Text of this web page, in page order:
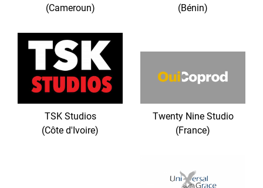
(Cameroun)
(Bénin)
TSK Studios
(Côte d'Ivoire)
Twenty Nine Studio
(France)